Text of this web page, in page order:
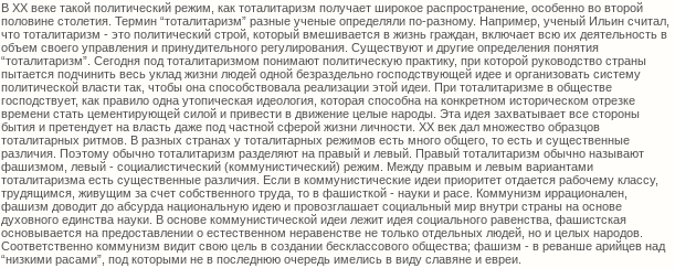
В ХХ веке такой политический режим, как тоталитаризм получает широкое распространение, особенно во второй
половине столетия. Термин “тоталитаризм” разные ученые определяли по-разному. Например, ученый Ильин считал,
что тоталитаризм - это политический строй, который вмешивается в жизнь граждан, включает всю их деятельность в
объем своего управления и принудительного регулирования. Существуют и другие определения понятия
“тоталитаризм”. Сегодня под тоталитаризмом понимают политическую практику, при которой руководство страны
пытается подчинить весь уклад жизни людей одной безраздельно господствующей идее и организовать систему
политической власти так, чтобы она способствовала реализации этой идеи. При тоталитаризме в обществе
господствует, как правило одна утопическая идеология, которая способна на конкретном историческом отрезке
времени стать цементирующей силой и привести в движение целые народы. Эта идея захватывает все стороны
бытия и претендует на власть даже под частной сферой жизни личности. XX век дал множество образцов
тоталитарных ритмов. В разных странах у тоталитарных режимов есть много общего, то есть и существенные
различия. Поэтому обычно тоталитаризм разделяют на правый и левый. Правый тоталитаризм обычно называют
фашизмом, левый - социалистический (коммунистический) режим. Между правым и левым вариантами
тоталитаризма есть существенные различия. Если в коммунистические идеи приоритет отдается рабочему классу,
трудящимся, живущим за счет собственного труда, то в фашисткой - науки и расе. Коммунизм иррационален,
фашизм доводит до абсурда национальную идею и провозглашает социальный мир внутри страны на основе
духовного единства науки. В основе коммунистической идеи лежит идея социального равенства, фашистская
основывается на предоставлении о естественном неравенстве не только отдельных людей, но и целых народов.
Соответственно коммунизм видит свою цель в создании бесклассового общества; фашизм - в реванше арийцев над
“низкими расами”, под которыми не в последнюю очередь имелись в виду славяне и евреи.